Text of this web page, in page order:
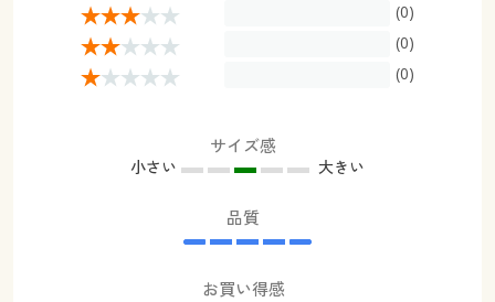
(0)
(0)
(0)
サイズ感
小さい 大きい
品質
お買い得感